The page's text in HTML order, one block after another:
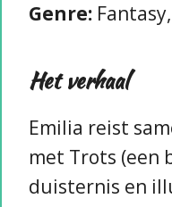
Genre:
Het verhaal
Emilia reist
met Trots (een
duisternis en